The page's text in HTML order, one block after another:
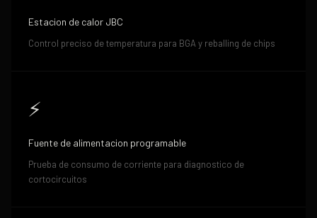
Estacion de calor JBC
Control preciso de temperatura para BGA y reballing de chips
⚡
Fuente de alimentacion programable
Prueba de consumo de corriente para diagnostico de
cortocircuitos